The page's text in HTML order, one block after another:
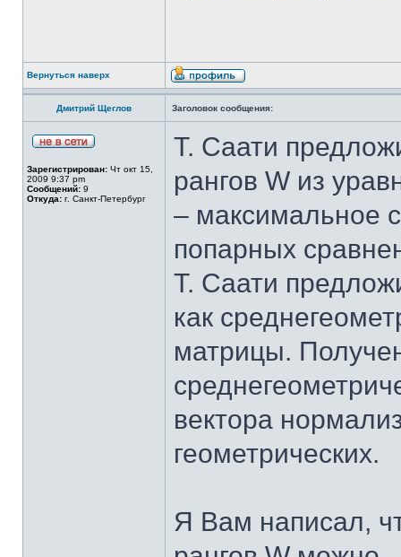
Вернуться наверх
Дмитрий Щеглов Заголовок сообщения:
Зарегистрирован: Чт окт 15,
2009 9:37 pm
Сообщений: 9
Откуда: г. Санкт-Петербург
Т. Саати
рангов W из
– максимальное
попарных
Т. Саати
как
матрицы.
вектора
геометрических.
Я Вам написал,